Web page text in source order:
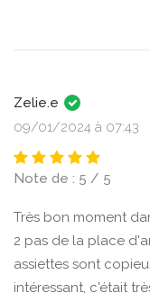
Zelie.e
09/01/2024 à 07:43
Note de : 5 / 5
Très bon moment
2 pas de la place
assiettes sont
intéressant, c'était